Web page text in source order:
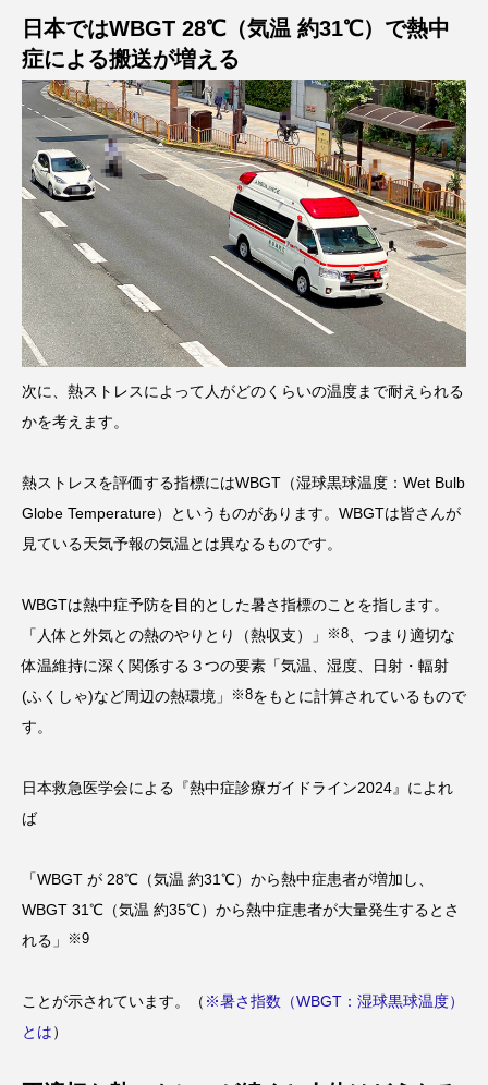
日本ではWBGT 28℃（気温 約31℃）で熱中
症による搬送が増える
次に、熱ストレスによって人がどのくらいの温度まで耐えられる
かを考えます。
熱ストレスを評価する指標にはWBGT（湿球黒球温度：Wet Bulb
Globe Temperature）というものがあります。WBGTは皆さんが
見ている天気予報の気温とは異なるものです。
WBGTは熱中症予防を目的とした暑さ指標のことを指します。
「人体と外気との熱のやりとり（熱収支）」
※8 、つまり適切な
体温維持に深く関係する３つの要素「気温、湿度、日射・輻射
(ふくしゃ)など周辺の熱環境」
※8をもとに計算されているもので
す。
日本救急医学会による『熱中症診療ガイドライン2024』によれ
ば
「WBGT が 28℃（気温 約31℃）から熱中症患者が増加し、
WBGT 31℃（気温 約35℃）から熱中症患者が大量発生するとさ
れる」
※9
ことが示されています。（ ※暑さ指数（WBGT：湿球黒球温度）
とは）